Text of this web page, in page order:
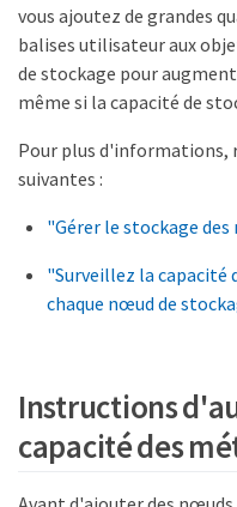
vous ajoutez de grandes
balises utilisateur aux
de stockage pour
même si la capacité de
Pour plus d'informations,
suivantes :
"Gérer le stockage
"Surveillez la capacité
chaque nœud de
Instructions
capacité des